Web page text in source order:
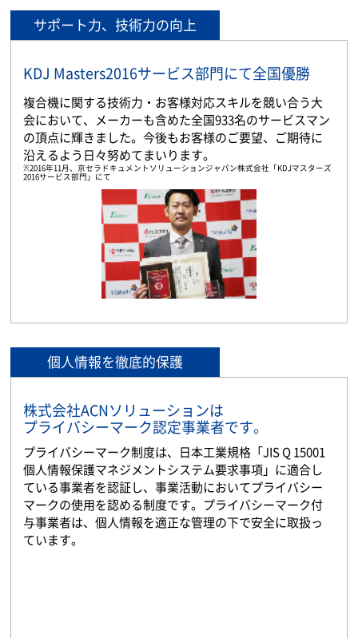
サポート力、技術力の向上
KDJ Masters2016サービス部門にて全国優勝
複合機に関する技術力・お客様対応スキルを競い合う大
会において、メーカーも含めた全国933名のサービスマン
の頂点に輝きました。今後もお客様のご要望、ご期待に
沿えるよう日々努めてまいります。
※2016年11月、京セラドキュメントソリューションジャパン株式会社「KDJマスターズ
2016サービス部門」にて
個人情報を徹底的保護
株式会社ACNソリューションは
プライバシーマーク認定事業者です。
プライバシーマーク制度は、日本工業規格「JIS Q 15001
個人情報保護マネジメントシステム要求事項」に適合し
ている事業者を認証し、事業活動においてプライバシー
マークの使用を認める制度です。プライバシーマーク付
与事業者は、個人情報を適正な管理の下で安全に取扱っ
ています。